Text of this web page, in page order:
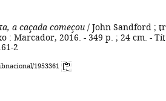
a caçada começou / John Sandford ;
: Marcador, 2016. - 349 p. ; 24 cm. - Tít.
2
1953361